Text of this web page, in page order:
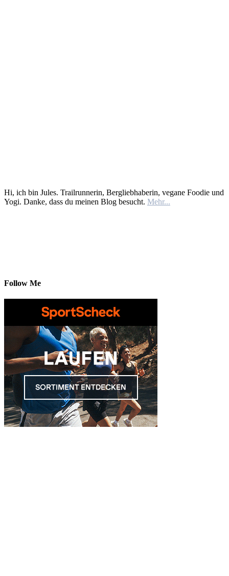
Hi, ich bin Jules. Trailrunnerin, Bergliebhaberin, vegane Foodie und
Yogi. Danke, dass du meinen Blog besucht. Mehr...
Follow Me